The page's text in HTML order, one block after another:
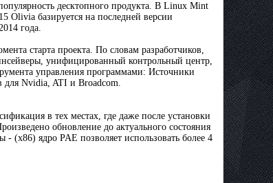
десктопного продукта. В Linux Mint
базируется на последней версии
года.
старта проекта. По словам разработчиков,
унифицированный контрольный центр,
управления программами: Источники
для Nvidia, ATI и Broadcom.
в тех местах, где даже после установки
обновление до актуального состояния
(x86) ядро PAE позволяет использовать более 4